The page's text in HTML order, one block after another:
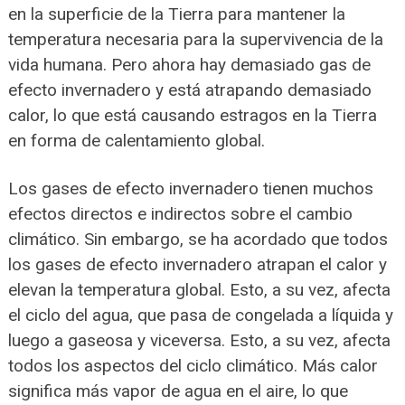
en la superficie de la Tierra para mantener la
temperatura necesaria para la supervivencia de la
vida humana. Pero ahora hay demasiado gas de
efecto invernadero y está atrapando demasiado
calor, lo que está causando estragos en la Tierra
en forma de calentamiento global.
Los gases de efecto invernadero tienen muchos
efectos directos e indirectos sobre el cambio
climático. Sin embargo, se ha acordado que todos
los gases de efecto invernadero atrapan el calor y
elevan la temperatura global. Esto, a su vez, afecta
el ciclo del agua, que pasa de congelada a líquida y
luego a gaseosa y viceversa. Esto, a su vez, afecta
todos los aspectos del ciclo climático. Más calor
significa más vapor de agua en el aire, lo que